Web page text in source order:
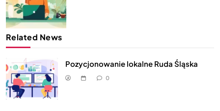
Related News
Pozycjonowanie lokalne Ruda Śląska
0